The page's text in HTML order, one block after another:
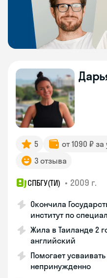
5 от 1090 ₽
3 отзыва
СПБГУ(ТИ) • 2009 г.
Окончила
институт по
Жила в Таиланде 2
английский
Помогает
непринужденно